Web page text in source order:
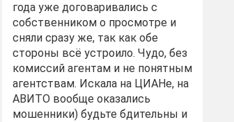
года уже договаривались с
собственником о просмотре и
сняли сразу же, так как обе
стороны всё устроило. Чудо, без
комиссий агентам и не понятным
агентствам. Искала на ЦИАНе, на
АВИТО вообще оказались
мошенники) будьте бдительны и